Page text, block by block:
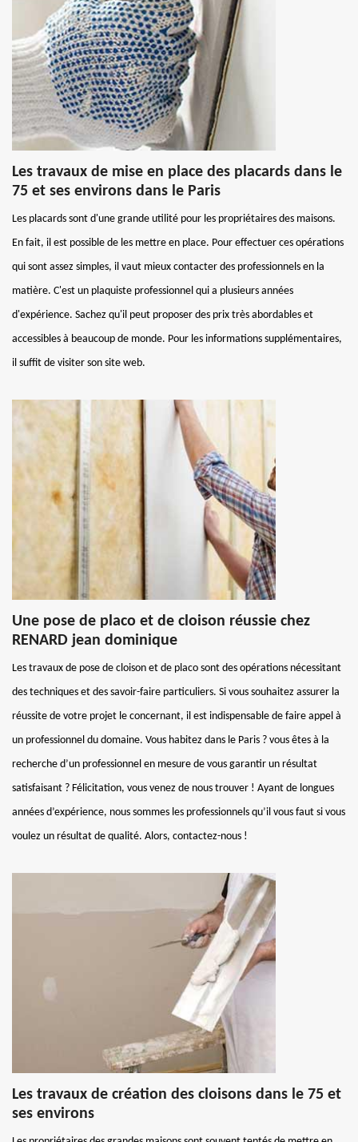
Les travaux de mise en place des placards dans le
75 et ses environs dans le Paris
Les placards sont d'une grande utilité pour les propriétaires des maisons.
En fait, il est possible de les mettre en place. Pour effectuer ces opérations
qui sont assez simples, il vaut mieux contacter des professionnels en la
matière. C'est un plaquiste professionnel qui a plusieurs années
d'expérience. Sachez qu'il peut proposer des prix très abordables et
accessibles à beaucoup de monde. Pour les informations supplémentaires,
il suffit de visiter son site web.
Une pose de placo et de cloison réussie chez
RENARD jean dominique
Les travaux de pose de cloison et de placo sont des opérations nécessitant
des techniques et des savoir-faire particuliers. Si vous souhaitez assurer la
réussite de votre projet le concernant, il est indispensable de faire appel à
un professionnel du domaine. Vous habitez dans le Paris ? vous êtes à la
recherche d’un professionnel en mesure de vous garantir un résultat
satisfaisant ? Félicitation, vous venez de nous trouver ! Ayant de longues
années d’expérience, nous sommes les professionnels qu’il vous faut si vous
voulez un résultat de qualité. Alors, contactez-nous !
Les travaux de création des cloisons dans le 75 et
ses environs